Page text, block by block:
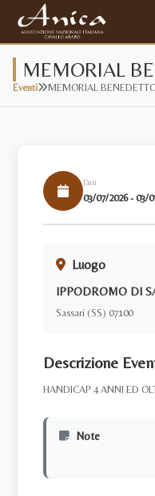
Il Cavallo Arabo
Allevamenti
Stud Book Online
Link Utili
MEMORIAL
Eventi MEMORIAL
Dati
03/07/2026 - 03/
Luogo
IPPODROMO DI
Sassari (SS) 07100
Descrizione
HANDICAP 4 ANNI ED
Note